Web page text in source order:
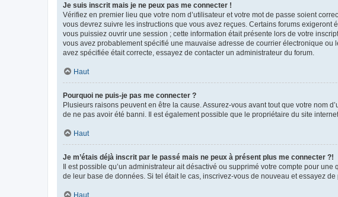
Je suis inscrit mais je ne peux pas me connecter !
Vérifiez en premier lieu que votre nom d’utilisateur et votre mot de passe soient
vous devrez suivre les instructions que vous avez reçues. Certains forums
vous puissiez ouvrir une session ; cette information était présente lors de votre
vous avez probablement spécifié une mauvaise adresse de courrier électronique
avez spécifiée était correcte, essayez de contacter un administrateur du forum.
Haut
Pourquoi ne puis-je pas me connecter ?
Plusieurs raisons peuvent en être la cause. Assurez-vous avant tout que votre nom
de ne pas avoir été banni. Il est également possible que le propriétaire du site
Haut
Je m’étais déjà inscrit par le passé mais ne peux à présent plus me connecter ?!
Il est possible qu’un administrateur ait désactivé ou supprimé votre compte pour
de leur base de données. Si tel était le cas, inscrivez-vous de nouveau et essayez
Haut